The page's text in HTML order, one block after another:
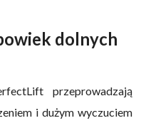
dolnych
przeprowadzają
i dużym wyczuciem